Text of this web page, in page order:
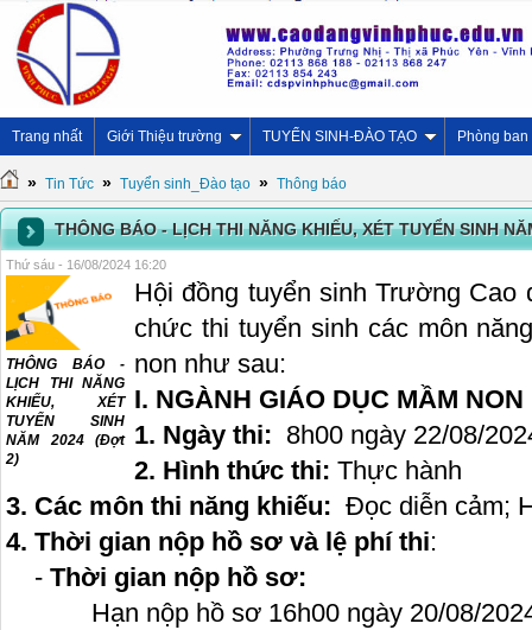
Trang nhất Giới Thiệu trường TUYỂN SINH-ĐÀO TẠO Phòng ban
» Tin Tức » Tuyển sinh_Đào tạo » Thông báo
THÔNG BÁO - LỊCH THI NĂNG KHIẾU, XÉT TUYỂN SINH
Thứ sáu - 16/08/2024 16:20
THÔNG BÁO -
LỊCH THI NĂNG
KHIẾU, XÉT
TUYỂN SINH
NĂM 2024 (Đợt
2)
Hội đồng tuyển sinh Trường Cao
chức thi tuyển sinh các môn
non như sau:
I. NGÀNH GIÁO DỤC MẦM NON
1. Ngày thi: 8h00 ngày 22/08/
2. Hình thức thi: Thực hành
3. Các môn thi năng khiếu: Đọc diễn cảm;
4. Thời gian nộp hồ sơ và lệ phí thi:
- Thời gian nộp hồ sơ:
Hạn nộp hồ sơ 16h00 ngày 20/08/